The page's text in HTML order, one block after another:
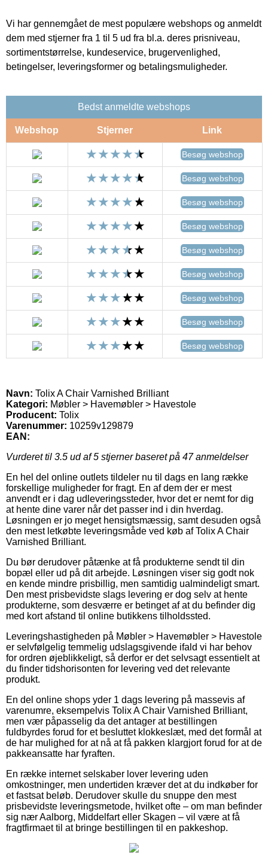
Vi har gennemgået de mest populære webshops og anmeldt
dem med stjerner fra 1 til 5 ud fra bl.a. deres prisniveau,
sortimentstørrelse, kundeservice, brugervenlighed,
betingelser, leveringsformer og betalingsmuligheder.
Bedst anmeldte webshops
Webshop Stjerner Link
Besøg webshop
Besøg webshop
Besøg webshop
Besøg webshop
Besøg webshop
Besøg webshop
Besøg webshop
Besøg webshop
Besøg webshop
Navn: Tolix A Chair Varnished Brilliant
Kategori: Møbler > Havemøbler > Havestole
Producent: Tolix
Varenummer: 10259v129879
EAN:
Vurderet til 3.5 ud af 5 stjerner baseret på 47anmeldelser
En hel del online outlets tildeler nu til dags en lang række
forskellige muligheder for fragt. En af dem der er mest
anvendt er i dag udleveringssteder, hvor det er nemt for dig
at hente dine varer når det passer ind i din hverdag.
Løsningen er jo meget hensigtsmæssig, samt desuden også
den mest letkøbte leveringsmåde ved køb af Tolix A Chair
Varnished Brilliant.
Du bør derudover påtænke at få produkterne sendt til din
bopæl eller ud på dit arbejde. Løsningen viser sig godt nok
en kende mindre prisbillig, men samtidig ualmindeligt smart.
Den mest prisbevidste slags levering er dog selv at hente
produkterne, som desværre er betinget af at du befinder dig
med kort afstand til online butikkens tilholdssted.
Leveringshastigheden på Møbler > Havemøbler > Havestole
er selvfølgelig temmelig udslagsgivende ifald vi har behov
for ordren øjeblikkeligt, så derfor er det selvsagt essentielt at
du finder tidshorisonten for levering ved det relevante
produkt.
En del online shops yder 1 dags levering på massevis af
varenumre, eksempelvis Tolix A Chair Varnished Brilliant,
men vær påpasselig da det antager at bestillingen
fuldbyrdes forud for et besluttet klokkeslæt, med det formål at
de har mulighed for at nå at få pakken klargjort forud for at de
pakkeansatte har fyraften.
En række internet selskaber lover levering uden
omkostninger, men undertiden kræver det at du indkøber for
et fastsat beløb. Derudover skulle du snuppe den mest
prisbevidste leveringsmetode, hvilket ofte – om man befinder
sig nær Aalborg, Middelfart eller Skagen – vil være at få
fragtfirmaet til at bringe bestillingen til en pakkeshop.